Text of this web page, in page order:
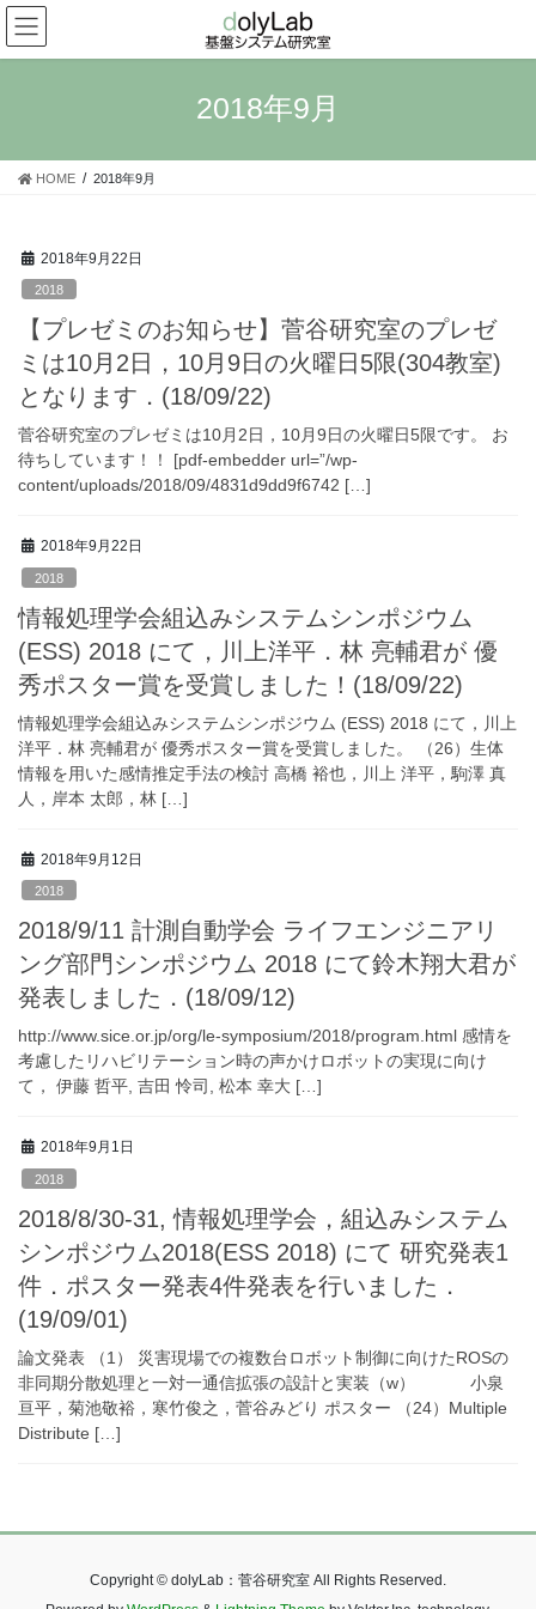
コ
ン
テ
ス
ナ
ビ
ゲ
ン
2018年9月
HOME 2018年9月
2018年9月22日
2018
【プレゼミのお知らせ】菅谷研究室のプレゼ
ミは10月2日，10月9日の火曜日5限(304教室)
となります．(18/09/22)
菅谷研究室のプレゼミは10月2日，10月9日の火曜日5限です。 お
待ちしています！！ [pdf-embedder url=”/wp-
content/uploads/2018/09/4831d9dd9f6742 […]
2018年9月22日
2018
情報処理学会組込みシステムシンポジウム
(ESS) 2018 にて，川上洋平．林 亮輔君が 優
秀ポスター賞を受賞しました！(18/09/22)
情報処理学会組込みシステムシンポジウム (ESS) 2018 にて，川上
洋平．林 亮輔君が 優秀ポスター賞を受賞しました。 （26）生体
情報を用いた感情推定手法の検討 高橋 裕也，川上 洋平，駒澤 真
人，岸本 太郎，林 […]
2018年9月12日
2018
2018/9/11 計測自動学会 ライフエンジニアリ
ング部門シンポジウム 2018 にて鈴木翔大君が
発表しました．(18/09/12)
http://www.sice.or.jp/org/le-symposium/2018/program.html 感情を
考慮したリハビリテーション時の声かけロボットの実現に向け
て， 伊藤 哲平, 吉田 怜司, 松本 幸大 […]
2018年9月1日
2018
2018/8/30-31, 情報処理学会，組込みシステム
シンポジウム2018(ESS 2018) にて 研究発表1
件．ポスター発表4件発表を行いました．
(19/09/01)
論文発表 （1） 災害現場での複数台ロボット制御に向けたROSの
非同期分散処理と一対一通信拡張の設計と実装（w） 小泉
亘平，菊池敬裕，寒竹俊之，菅谷みどり ポスター （24）Multiple
Distribute […]
Copyright © dolyLab：菅谷研究室 All Rights Reserved.